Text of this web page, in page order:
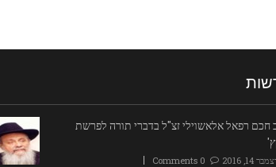
חכם רפאל אלאשוילי זצ"ל בדברי תורה לפרשת
14, 2016